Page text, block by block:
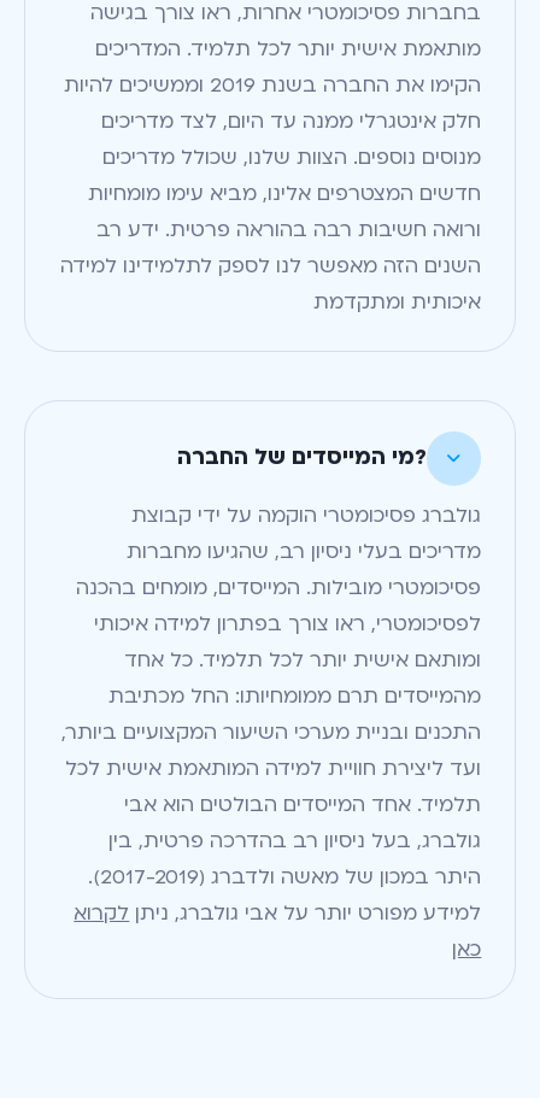
בחברות פסיכומטרי אחרות, ראו צורך בגישה
מותאמת אישית יותר לכל תלמיד. המדריכים
הקימו את החברה בשנת 2019 וממשיכים להיות
חלק אינטגרלי ממנה עד היום, לצד מדריכים
מנוסים נוספים. הצוות שלנו, שכולל מדריכים
חדשים המצטרפים אלינו, מביא עימו מומחיות
ורואה חשיבות רבה בהוראה פרטית. ידע רב
השנים הזה מאפשר לנו לספק לתלמידינו למידה
איכותית ומתקדמת
?מי המייסדים של החברה 
גולברג פסיכומטרי הוקמה על ידי קבוצת
מדריכים בעלי ניסיון רב, שהגיעו מחברות
פסיכומטרי מובילות. המייסדים, מומחים בהכנה
לפסיכומטרי, ראו צורך בפתרון למידה איכותי
ומותאם אישית יותר לכל תלמיד. כל אחד
מהמייסדים תרם ממומחיותו: החל מכתיבת
התכנים ובניית מערכי השיעור המקצועיים ביותר,
ועד ליצירת חוויית למידה המותאמת אישית לכל
תלמיד. אחד המייסדים הבולטים הוא אבי
גולברג, בעל ניסיון רב בהדרכה פרטית, בין
היתר במכון של מאשה ולדברג (2017-2019).
למידע מפורט יותר על אבי גולברג, ניתן לקרוא
כאן